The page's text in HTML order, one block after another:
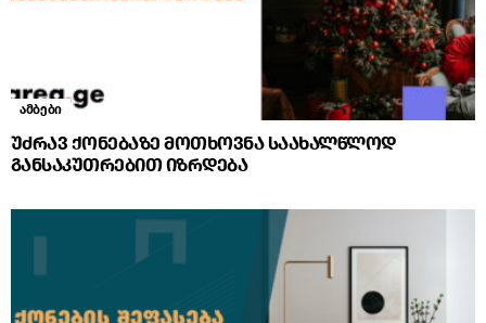
ამბები
უძრავ ქონებაზე მოთხოვნა საახალწლოდ
განსაკუთრებით იზრდება